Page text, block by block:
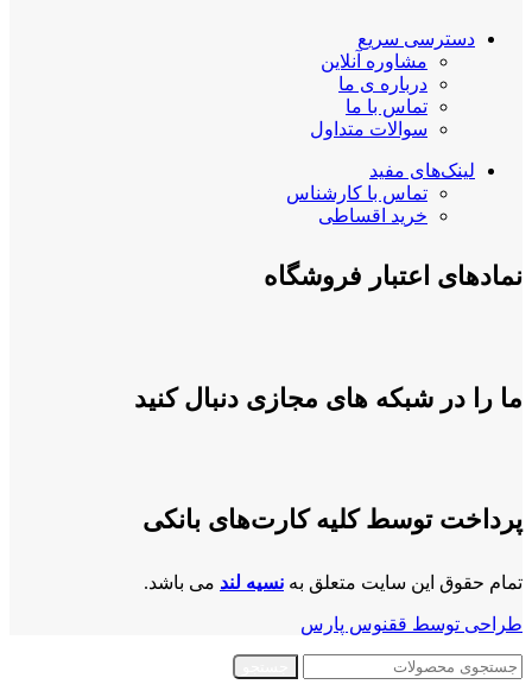
دسترسی سریع
مشاوره آنلاین
درباره ی ما
تماس با ما
سوالات متداول
لینک‌های مفید
تماس با کارشناس
خرید اقساطی
نمادهای اعتبار فروشگاه
ما را در شبکه های مجازی دنبال کنید
پرداخت توسط کلیه کارت‌های بانکی
تمام حقوق این سایت متعلق به نسیه لند می باشد.
طراحی توسط ققنوس پارس